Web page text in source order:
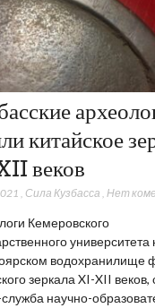
китайское
веков
, Сила Кузбасса , Нет
Кемеровского
водохранилище
зеркала XI-XII
научно-